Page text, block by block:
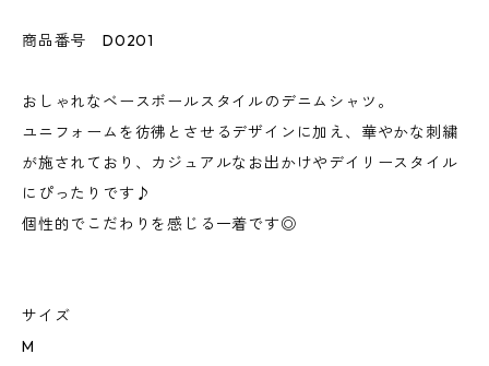
商品番号 D0201
おしゃれなベースボールスタイルのデニムシャツ。
ユニフォームを彷彿とさせるデザインに加え、華やかな刺繍
が施されており、カジュアルなお出かけやデイリースタイル
にぴったりです♪
個性的でこだわりを感じる一着です◎
サイズ
M